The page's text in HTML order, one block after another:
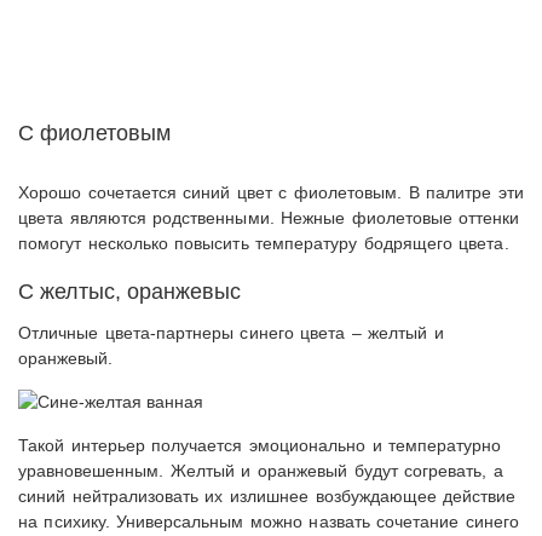
С фиолетовым
Хорошо сочетается синий цвет с фиолетовым. В палитре эти
цвета являются родственными. Нежные фиолетовые оттенки
помогут несколько повысить температуру бодрящего цвета.
С желтыс, оранжевыс
Отличные цвета-партнеры синего цвета – желтый и
оранжевый.
Такой интерьер получается эмоционально и температурно
уравновешенным. Желтый и оранжевый будут согревать, а
синий нейтрализовать их излишнее возбуждающее действие
на психику. Универсальным можно назвать сочетание синего